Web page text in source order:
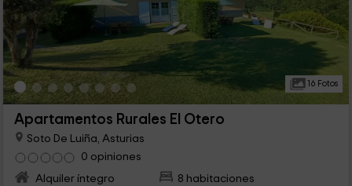
16 Fotos
Apartamentos Rurales El Otero
Soto De Luiña, Asturias
0 opiniones
Alquiler íntegro
8 habitaciones